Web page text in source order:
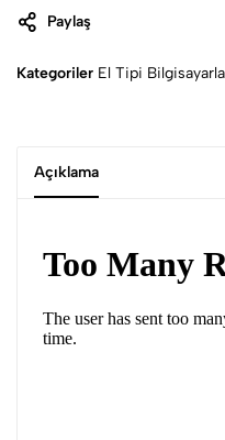
bağlantıda ve üretken
kesintisiz bağlantıya ihtiyaç
Paylaş
Kategoriler El Tipi
Açıklama